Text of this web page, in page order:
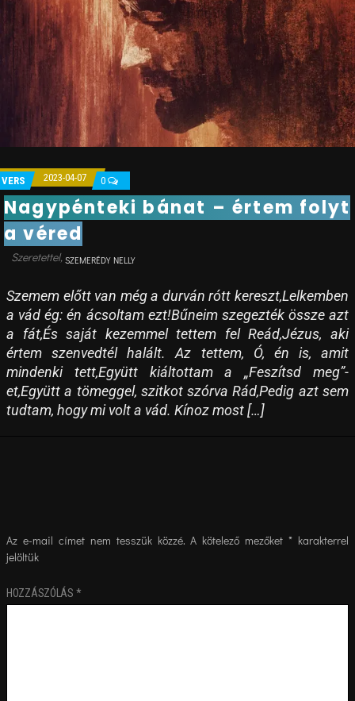
VERS 2023-04-07 0
Nagypénteki bánat – értem folyt
a véred
SZEMERÉDY NELLY
Szemem előtt van még a durván rótt kereszt,Lelkemben
a vád ég: én ácsoltam ezt!Bűneim szegezték össze azt
a fát,És saját kezemmel tettem fel Reád,Jézus, aki
értem szenvedtél halált. Az tettem, Ó, én is, amit
mindenki tett,Együtt kiáltottam a „Feszítsd meg”-
et,Együtt a tömeggel, szitkot szórva Rád,Pedig azt sem
tudtam, hogy mi volt a vád. Kínoz most […]
Az e-mail címet nem tesszük közzé. A kötelező mezőket* karakterrel
jelöltük
HOZZÁSZÓLÁS *